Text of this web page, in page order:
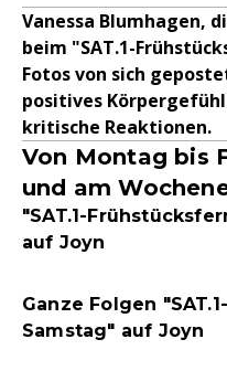
Vanessa Blumhagen,
beim "SAT.1-
Fotos von sich
positives
kritische Reaktionen.
Von Montag bis
und am
"SAT.1-
auf Joyn
Ganze Folgen
Samstag" auf Joyn